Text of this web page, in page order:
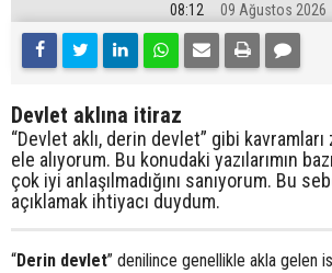
08:12 09 Ağustos 2026
Devlet aklına itiraz
“Devlet aklı, derin devlet” gibi kavramları
ele alıyorum. Bu konudaki yazılarımın
çok iyi anlaşılmadığını sanıyorum. Bu
açıklamak ihtiyacı duydum.
“Derin devlet” denilince genellikle akla gelen